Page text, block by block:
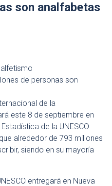
son analfabetas
de personas son
de la
este 8 de septiembre en
de la UNESCO
alrededor de 793 millones
siendo en su mayoría
entregará en Nueva